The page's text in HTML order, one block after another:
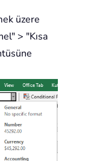
üzere
> "Kısa